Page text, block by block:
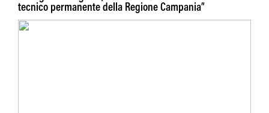
tecnico permanente della Regione Campania”